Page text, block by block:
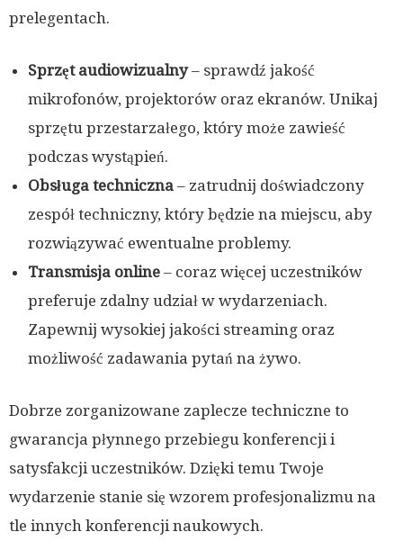
prelegentach.
Sprzęt audiowizualny– sprawdź jakość
mikrofonów, projektorów oraz ekranów. Unikaj
sprzętu przestarzałego, który może zawieść
podczas wystąpień.
Obsługa techniczna – zatrudnij doświadczony
zespół techniczny, który będzie na miejscu, aby
rozwiązywać ewentualne problemy.
Transmisja online – coraz więcej uczestników
preferuje zdalny udział w wydarzeniach.
Zapewnij wysokiej jakości streaming oraz
możliwość zadawania pytań na żywo.
Dobrze zorganizowane zaplecze techniczne to
gwarancja płynnego przebiegu konferencji i
satysfakcji uczestników. Dzięki temu Twoje
wydarzenie stanie się wzorem profesjonalizmu na
tle innych konferencji naukowych.